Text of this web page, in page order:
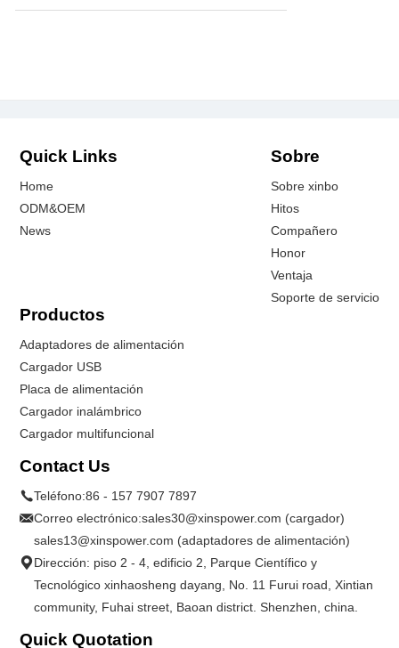
Quick Links
Home
ODM&OEM
News
Sobre
Sobre xinbo
Hitos
Compañero
Honor
Ventaja
Soporte de servicio
Productos
Adaptadores de alimentación
Cargador USB
Placa de alimentación
Cargador inalámbrico
Cargador multifuncional
Contact Us
Teléfono:86 - 157 7907 7897
Correo electrónico:sales30@xinspower.com (cargador)
sales13@xinspower.com (adaptadores de alimentación)
Dirección: piso 2 - 4, edificio 2, Parque Científico y
Tecnológico xinhaosheng dayang, No. 11 Furui road, Xintian
community, Fuhai street, Baoan district. Shenzhen, china.
Quick Quotation